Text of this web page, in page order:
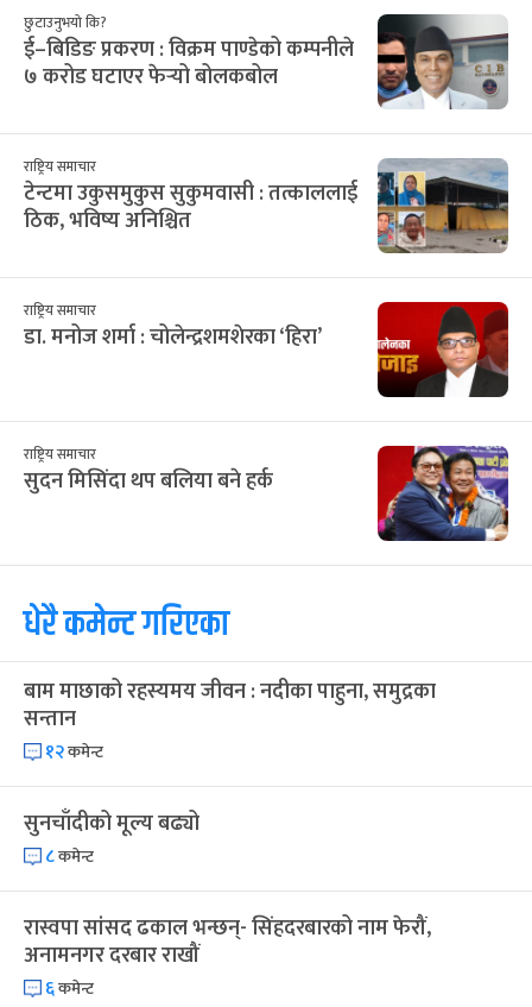
छुटाउनुभयो कि?
ई–बिडिङ प्रकरण : विक्रम पाण्डेको कम्पनीले
७ करोड घटाएर फेर्‍यो बोलकबोल
राष्ट्रिय समाचार
टेन्टमा उकुसमुकुस सुकुमवासी : तत्काललाई
ठिक, भविष्य अनिश्चित
राष्ट्रिय समाचार
डा. मनोज शर्मा : चोलेन्द्रशमशेरका ‘हिरा’
राष्ट्रिय समाचार
सुदन मिसिंदा थप बलिया बने हर्क
धेरै कमेन्ट गरिएका
बाम माछाको रहस्यमय जीवन : नदीका पाहुना, समुद्रका
सन्तान
१२कमेन्ट
सुनचाँदीको मूल्य बढ्यो
८कमेन्ट
रास्वपा सांसद ढकाल भन्छन्- सिंहदरबारको नाम फेरौं,
अनामनगर दरबार राखौं
६कमेन्ट